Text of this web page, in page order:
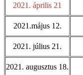
2021. április 21
2021.május 12.
2021. július 21.
2021. augusztus 18.